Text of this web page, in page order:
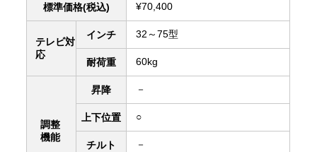
標準価格(税込) ¥70,400
テレビ対
応
インチ 32～75型
耐荷重 60kg
調整
機能
昇降 －
上下位置 ○
チルト －